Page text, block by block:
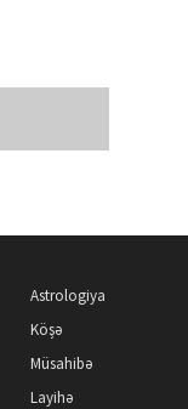
Astrologiya
Köşə
Müsahibə
Layihə